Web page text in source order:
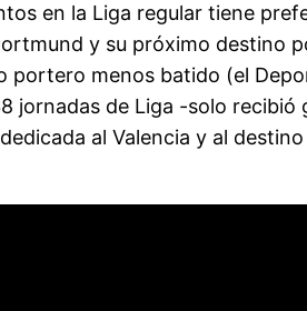
en la Liga regular tiene
y su próximo destino
menos batido (el
jornadas de Liga -solo
al Valencia y al